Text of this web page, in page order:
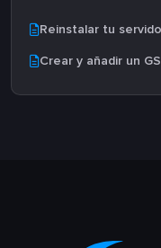
Reinstalar tu
Crear y añadir un